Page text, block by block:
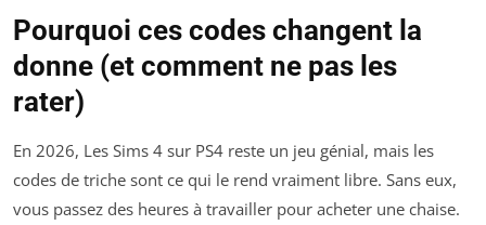
Pourquoi ces codes changent la
donne (et comment ne pas les
rater)
En 2026, Les Sims 4 sur PS4 reste un jeu génial, mais les
codes de triche sont ce qui le rend vraiment libre. Sans eux,
vous passez des heures à travailler pour acheter une chaise.